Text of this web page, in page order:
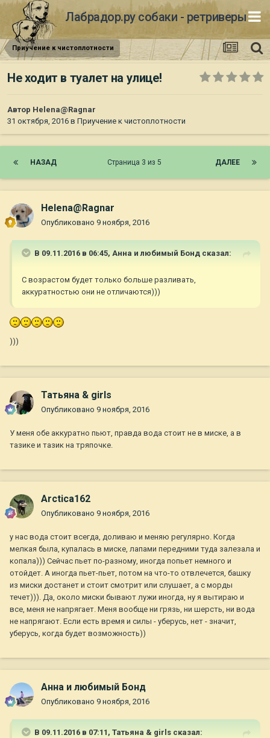
Лабрадор.ру собаки - ретриверы
Приучение к чистоплотности
Не ходит в туалет на улице!
Автор Helena@Ragnar
31 октября, 2016 в Приучение к чистоплотности
НАЗАД ДАЛЕЕ
Страница 3 из 5
Helena@Ragnar
Опубликовано 9 ноября, 2016
В 09.11.2016 в 06:45, Анна и любимый Бонд сказал:
С возрастом будет только больше разливать,
аккуратностью они не отличаются)))
)))
Татьяна & girls
Опубликовано 9 ноября, 2016
У меня обе аккуратно пьют, правда вода стоит не в миске, а в
тазике и тазик на тряпочке.
Arctica162
Опубликовано 9 ноября, 2016
у нас вода стоит всегда, доливаю и меняю регулярно. Когда
мелкая была, купалась в миске, лапами передними туда залезала и
копала))) Сейчас пьет по-разному, иногда попьет немного и
отойдет. А иногда пьет-пьет, потом на что-то отвлечется, башку
из миски достанет и стоит смотрит или слушает, а с морды
течет))). Да, около миски бывают лужи иногда, ну я вытираю и
все, меня не напрягает. Меня вообще ни грязь, ни шерсть, ни вода
не напрягают. Если есть время и силы - уберусь, нет - значит,
уберусь, когда будет возможность))
Анна и любимый Бонд
Опубликовано 9 ноября, 2016
В 09.11.2016 в 07:11, Татьяна & girls сказал: